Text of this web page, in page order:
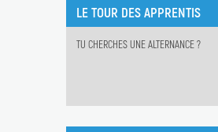
LE TOUR DES APPRENTIS
TU CHERCHES UNE ALTERNANCE ?